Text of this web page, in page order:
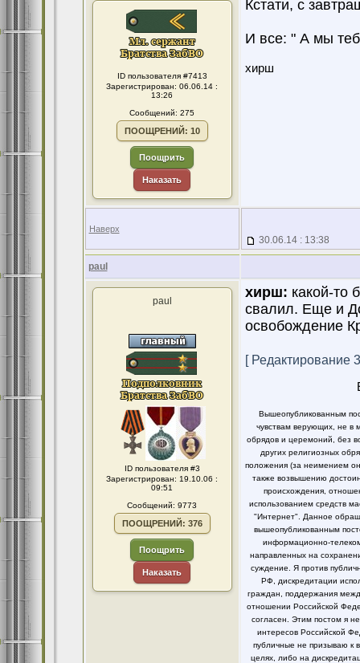
ID пользователя #7413
Зарегистрирован: 06.06.14 :
13:26
Сообщений: 275
ПООЩРЕНИЙ: 10
Поощрить
Наказать
Кстати, с
И все: " А мы
хирш
Наверх
30.06.14 : 13:38
paul
paul
ID пользователя #3
Зарегистрирован: 19.10.06 :
09:51
Сообщений: 9773
ПООЩРЕНИЙ: 376
Поощрить
Наказать
хирш: какой-то
свалил. Еще и
освобождение
[ Редактирование
Вышеопубликованным
чувствам верующих, не в
обрядов и церемоний, без
других религиозных
положения (за неимением
также возвышению
происхождения,
использованием средств
"Интернет". Данное
вышеопубликованным
информационно-
направленных на
суждение. Я против
РФ, дискредитации
граждан, поддержания
отношении Российской
согласен. Этим постом я
интересов Российской
публичные не призываю к
целях, либо на